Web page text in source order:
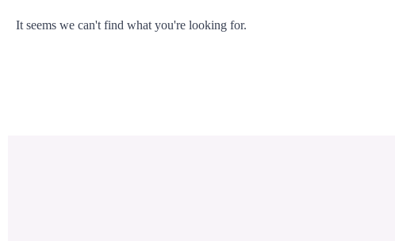
It seems we can't find what you're looking for.